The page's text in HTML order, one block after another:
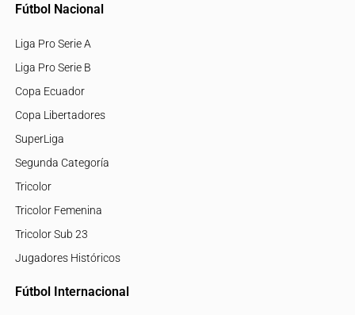
Fútbol Nacional
Liga Pro Serie A
Liga Pro Serie B
Copa Ecuador
Copa Libertadores
SuperLiga
Segunda Categoría
Tricolor
Tricolor Femenina
Tricolor Sub 23
Jugadores Históricos
Fútbol Internacional